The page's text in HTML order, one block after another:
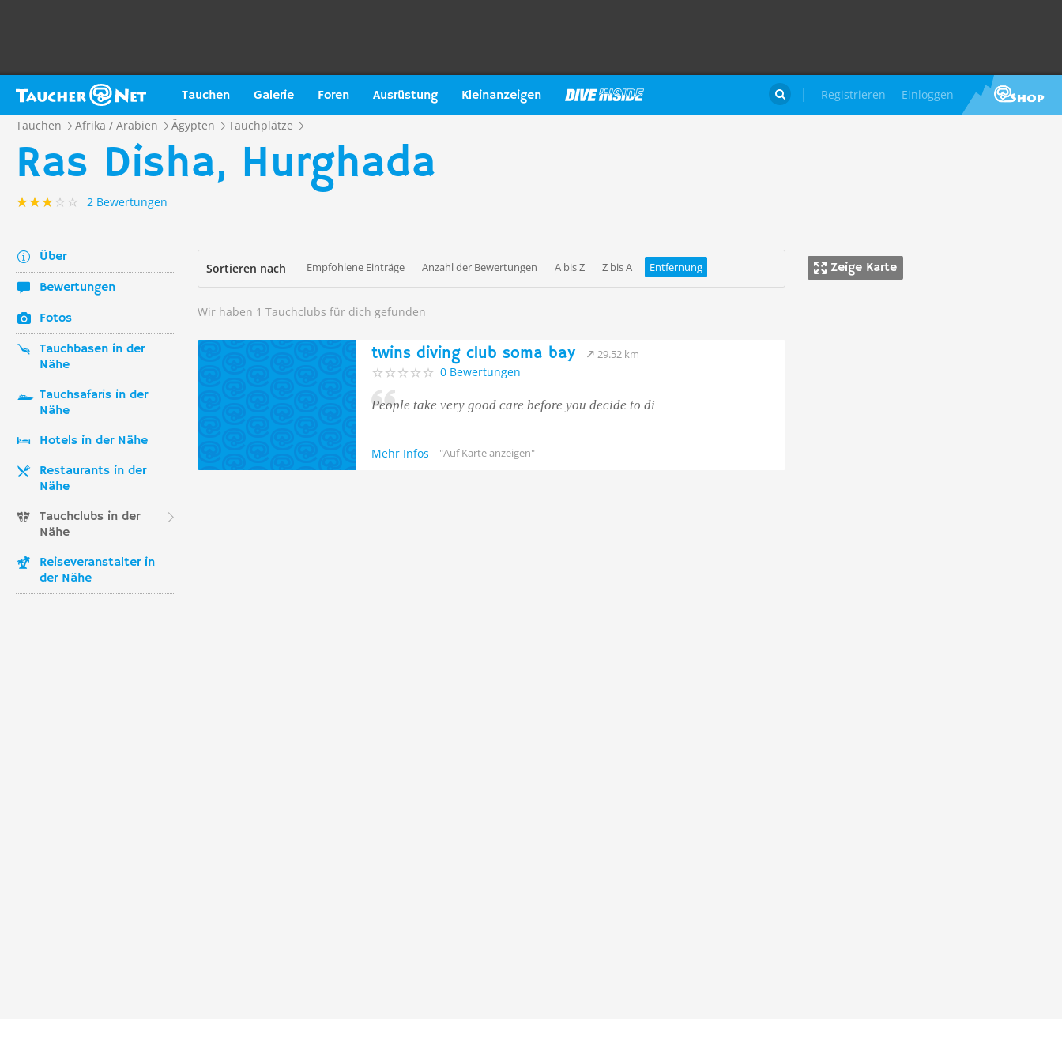
Tauchen Galerie Foren Ausrüstung Kleinanzeigen Registrieren Einloggen

Tauchen Afrika / Arabien Ägypten Tauchplätze
Ras Disha, Hurghada
2 Bewertungen
Über
Bewertungen
Fotos
Tauchbasen in der
Nähe
Tauchsafaris in der
Nähe
Hotels in der Nähe
Restaurants in der
Nähe
Tauchclubs in der
Nähe
Reiseveranstalter in
der Nähe
Zeige Karte
Sortieren nach Empfohlene Einträge Anzahl der Bewertungen A bis Z Z bis A Entfernung
Wir haben 1 Tauchclubs für dich gefunden
twins diving club soma bay 29.52 km
0 Bewertungen
People take very good care before you decide to di
Mehr Infos "Auf Karte anzeigen"